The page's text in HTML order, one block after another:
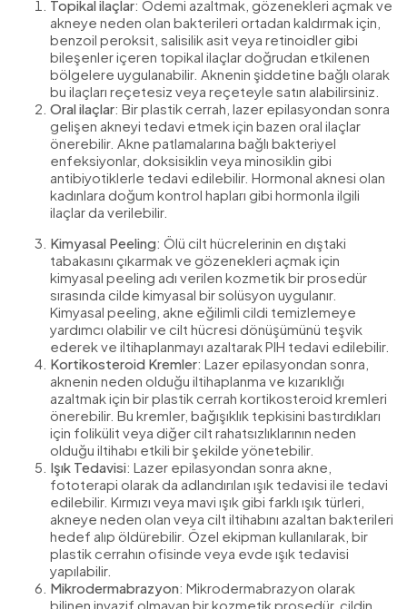
Topikal ilaçlar: Ödemi azaltmak, gözenekleri açmak ve
akneye neden olan bakterileri ortadan kaldırmak için,
benzoil peroksit, salisilik asit veya retinoidler gibi
bileşenler içeren topikal ilaçlar doğrudan etkilenen
bölgelere uygulanabilir. Aknenin şiddetine bağlı olarak
bu ilaçları reçetesiz veya reçeteyle satın alabilirsiniz.
Oral ilaçlar: Bir plastik cerrah, lazer epilasyondan sonra
gelişen akneyi tedavi etmek için bazen oral ilaçlar
önerebilir. Akne patlamalarına bağlı bakteriyel
enfeksiyonlar, doksisiklin veya minosiklin gibi
antibiyotiklerle tedavi edilebilir. Hormonal aknesi olan
kadınlara doğum kontrol hapları gibi hormonla ilgili
ilaçlar da verilebilir.
Kimyasal Peeling: Ölü cilt hücrelerinin en dıştaki
tabakasını çıkarmak ve gözenekleri açmak için
kimyasal peeling adı verilen kozmetik bir prosedür
sırasında cilde kimyasal bir solüsyon uygulanır.
Kimyasal peeling, akne eğilimli cildi temizlemeye
yardımcı olabilir ve cilt hücresi dönüşümünü teşvik
ederek ve iltihaplanmayı azaltarak PIH tedavi edilebilir.
Kortikosteroid Kremler: Lazer epilasyondan sonra,
aknenin neden olduğu iltihaplanma ve kızarıklığı
azaltmak için bir plastik cerrah kortikosteroid kremleri
önerebilir. Bu kremler, bağışıklık tepkisini bastırdıkları
için folikülit veya diğer cilt rahatsızlıklarının neden
olduğu iltihabı etkili bir şekilde yönetebilir.
Işık Tedavisi: Lazer epilasyondan sonra akne,
fototerapi olarak da adlandırılan ışık tedavisi ile tedavi
edilebilir. Kırmızı veya mavi ışık gibi farklı ışık türleri,
akneye neden olan veya cilt iltihabını azaltan bakterileri
hedef alıp öldürebilir. Özel ekipman kullanılarak, bir
plastik cerrahın ofisinde veya evde ışık tedavisi
yapılabilir.
Mikrodermabrazyon: Mikrodermabrazyon olarak
bilinen invazif olmayan bir kozmetik prosedür, cildin